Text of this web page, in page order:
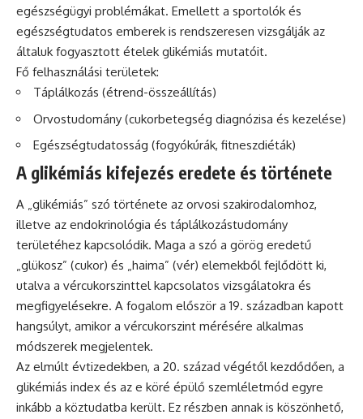
egészségügyi problémákat. Emellett a sportolók és
egészségtudatos emberek is rendszeresen vizsgálják az
általuk fogyasztott ételek glikémiás mutatóit.
Fő felhasználási területek:
Táplálkozás (étrend-összeállítás)
Orvostudomány (cukorbetegség diagnózisa és kezelése)
Egészségtudatosság (fogyókúrák, fitneszdiéták)
A glikémiás kifejezés eredete és története
A „glikémiás” szó története az orvosi szakirodalomhoz,
illetve az endokrinológia és táplálkozástudomány
területéhez kapcsolódik. Maga a szó a görög eredetű
„glükosz” (cukor) és „haima” (vér) elemekből fejlődött ki,
utalva a vércukorszinttel kapcsolatos vizsgálatokra és
megfigyelésekre. A fogalom először a 19. században kapott
hangsúlyt, amikor a vércukorszint mérésére alkalmas
módszerek megjelentek.
Az elmúlt évtizedekben, a 20. század végétől kezdődően, a
glikémiás index és az e köré épülő szemléletmód egyre
inkább a köztudatba került. Ez részben annak is köszönhető,